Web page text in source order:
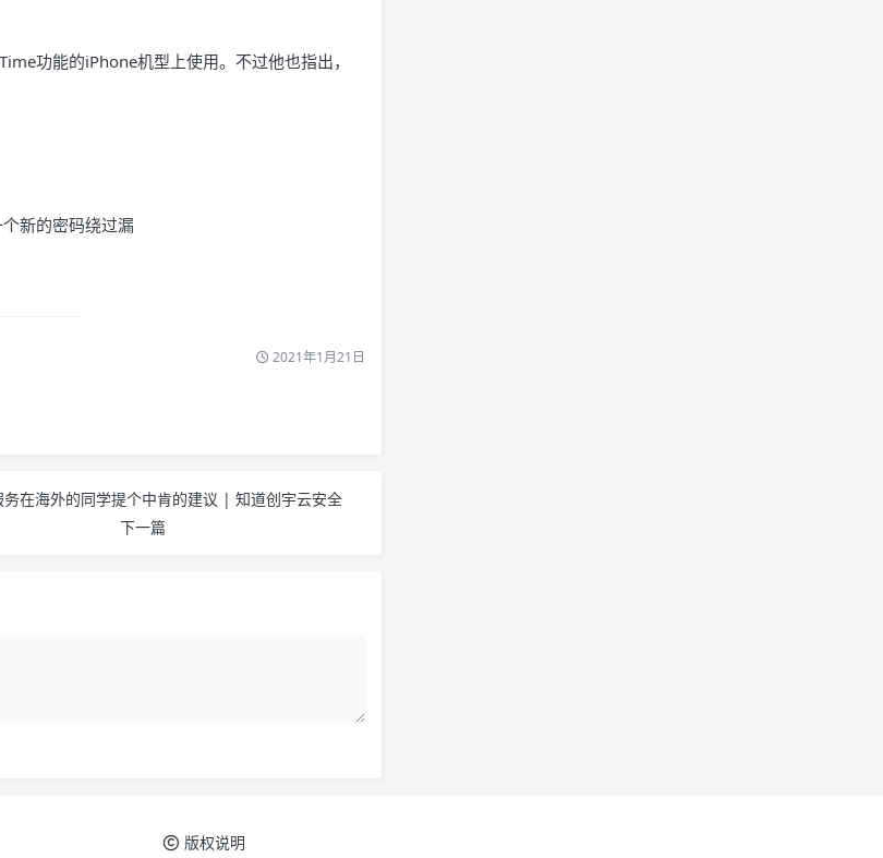
功能的iPhone机型上使用。不过他也指出，
2021年1月21日
务在海外的同学提个中肯的建议 | 知道创宇云安全
下一篇
版权说明